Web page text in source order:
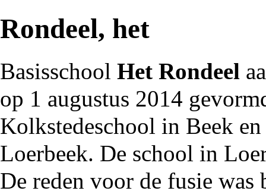
Rondeel, het
Basisschool Het Rondeel
op 1 augustus 2014
Kolkstedeschool in Beek
Loerbeek. De school in
De reden voor de fusie